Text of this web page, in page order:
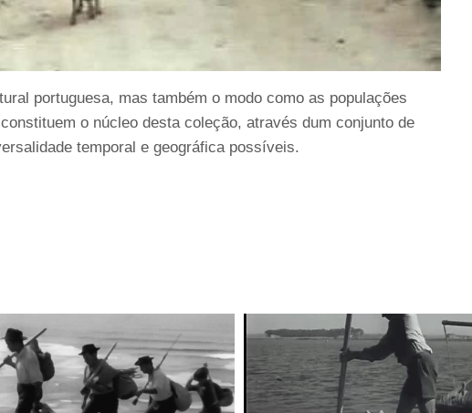
portuguesa, mas também o modo como as populações
o núcleo desta coleção, através dum conjunto de
temporal e geográfica possíveis.